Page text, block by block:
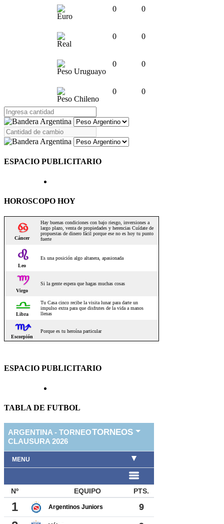
Euro
0 0
Real
0 0
Peso Uruguayo
0 0
Peso Chileno
0 0
ESPACIO PUBLICITARIO
HOROSCOPO HOY
ESPACIO PUBLICITARIO
TABLA DE FUTBOL